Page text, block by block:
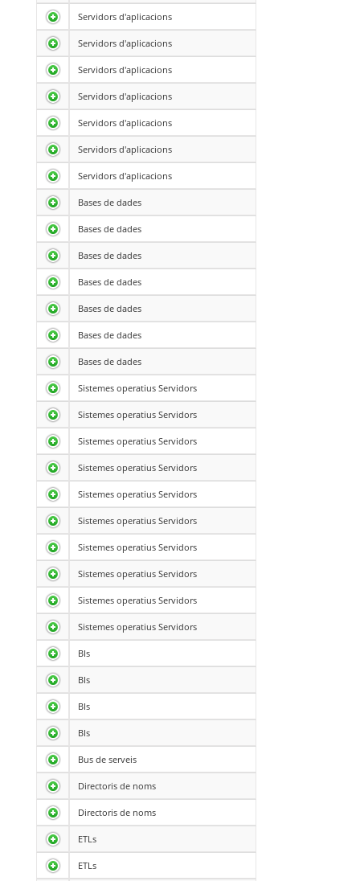
Servidors d'aplicacions
Servidors d'aplicacions
Servidors d'aplicacions
Servidors d'aplicacions
Servidors d'aplicacions
Servidors d'aplicacions
Servidors d'aplicacions
Bases de dades
Bases de dades
Bases de dades
Bases de dades
Bases de dades
Bases de dades
Bases de dades
Sistemes operatius Servidors
Sistemes operatius Servidors
Sistemes operatius Servidors
Sistemes operatius Servidors
Sistemes operatius Servidors
Sistemes operatius Servidors
Sistemes operatius Servidors
Sistemes operatius Servidors
Sistemes operatius Servidors
Sistemes operatius Servidors
BIs
BIs
BIs
BIs
Bus de serveis
Directoris de noms
Directoris de noms
ETLs
ETLs